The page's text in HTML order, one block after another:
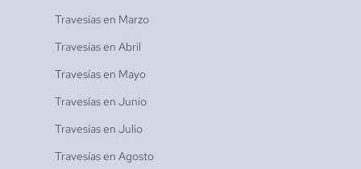
Travesías en Marzo
Travesías en Abril
Travesías en Mayo
Travesías en Junio
Travesías en Julio
Travesías en Agosto